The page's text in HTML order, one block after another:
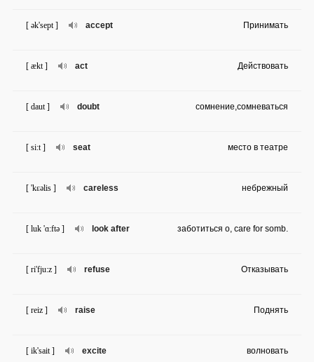
accept
[ ək'sept ] Принимать
act
[ ækt ] Действовать
doubt
[ daut ] сомнение,сомневаться
seat
[ si:t ] место в театре
careless
[ 'kɛəlis ] небрежный
look after
[ luk 'ɑ:ftə ] заботиться о, care for somb.
refuse
[ ri'fju:z ] Отказывать
raise
[ reiz ] Поднять
excite
[ ik'sait ] волновать